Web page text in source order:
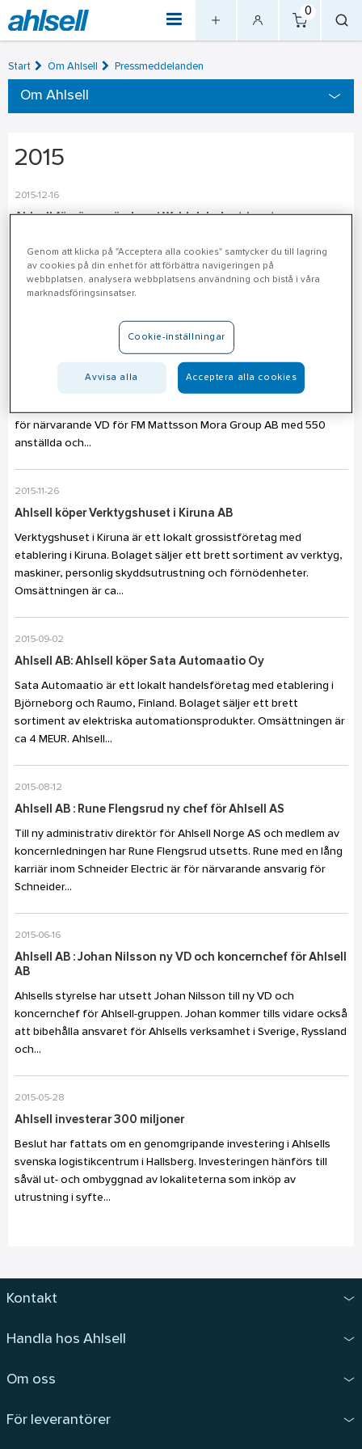
0
Start Om Ahlsell Pressmeddelanden
Om Ahlsell
2015
2015-12-16
Ahlsell förvärvar rörelsen i Weldab Industricenter
etablering i Östersund. Sortiment omfattar verktyg, svets & slip,
maskiner, personlig skyddsutrustning och förnödenheter. ”Ahlsell
har...
Claes Seldeby ny VD för Ahlsell Sverige AB
Claes Seldeby har utsetts till verkställande direktör för Ahlsell
för närvarande VD för FM Mattsson Mora Group AB med 550
anställda och...
2015-11-26
Ahlsell köper Verktygshuset i Kiruna AB
Verktygshuset i Kiruna är ett lokalt grossistföretag med
etablering i Kiruna. Bolaget säljer ett brett sortiment av verktyg,
maskiner, personlig skyddsutrustning och förnödenheter.
Omsättningen är ca...
2015-09-02
Ahlsell AB: Ahlsell köper Sata Automaatio Oy
Sata Automaatio är ett lokalt handelsföretag med etablering i
Björneborg och Raumo, Finland. Bolaget säljer ett brett
sortiment av elektriska automationsprodukter. Omsättningen är
ca 4 MEUR. Ahlsell...
2015-08-12
Ahlsell AB : Rune Flengsrud ny chef för Ahlsell AS
Till ny administrativ direktör för Ahlsell Norge AS och medlem av
koncernledningen har Rune Flengsrud utsetts. Rune med en lång
karriär inom Schneider Electric är för närvarande ansvarig för
Schneider...
2015-06-16
Ahlsell AB : Johan Nilsson ny VD och koncernchef för Ahlsell
AB
Ahlsells styrelse har utsett Johan Nilsson till ny VD och
koncernchef för Ahlsell-gruppen. Johan kommer tills vidare också
att bibehålla ansvaret för Ahlsells verksamhet i Sverige, Ryssland
och...
2015-05-28
Ahlsell investerar 300 miljoner
Beslut har fattats om en genomgripande investering i Ahlsells
svenska logistikcentrum i Hallsberg. Investeringen hänförs till
såväl ut- och ombyggnad av lokaliteterna som inköp av
utrustning i syfte...
Kontakt
Handla hos Ahlsell
Om oss
För leverantörer
Genom att klicka på "Acceptera alla cookies" samtycker du till lagring
av cookies på din enhet för att förbättra navigeringen på
webbplatsen, analysera webbplatsens användning och bistå i våra
marknadsföringsinsatser.
Cookie-inställningar
Avvisa alla Acceptera alla cookies